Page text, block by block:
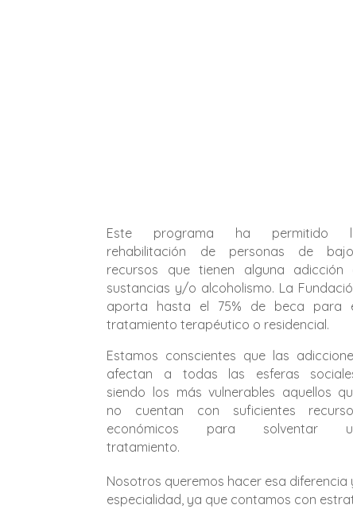
Este programa ha permitido
rehabilitación de personas de
recursos que tienen alguna adicción
sustancias y/o alcoholismo. La
aporta hasta el 75% de beca para
tratamiento terapéutico o residencial.
Estamos conscientes que las
afectan a todas las esferas
siendo los más vulnerables aquellos
no cuentan con suficientes
económicos para solventar
tratamiento.
Nosotros queremos hacer esa
especialidad, ya que contamos con